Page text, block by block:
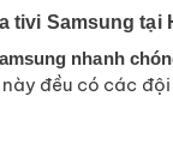
tivi Samsung tại
nhanh
đều có các